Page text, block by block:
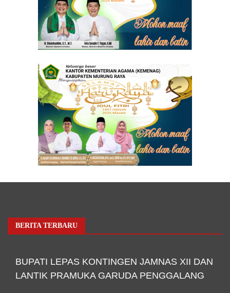
BERITA TERBARU
BUPATI LEPAS KONTINGEN JAMNAS XII DAN
LANTIK PRAMUKA GARUDA PENGGALANG